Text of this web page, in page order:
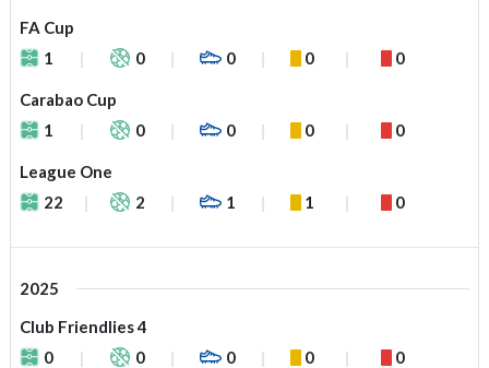
FA Cup
1
0 0 0 0
Carabao Cup
1
0 0 0 0
League One
22
2 1 1 0
2025
Club Friendlies 4
0
0 0 0 0